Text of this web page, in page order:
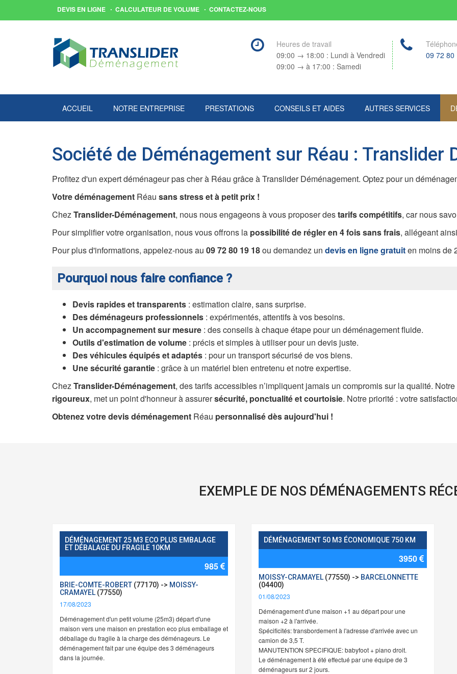
DEVIS EN LIGNE CALCULATEUR DE VOLUME CONTACTEZ-NOUS
Heures de travail
09:00 → 18:00 : Lundi à Vendredi
09:00 → à 17:00 : Samedi
09 72 80
ACCUEIL NOTRE ENTREPRISE PRESTATIONS CONSEILS ET AIDES AUTRES SERVICES
Société de Déménagement sur Réau : Translider
Profitez d'un expert déménageur pas cher à Réau grâce à Translider Déménagement. Optez pour un
Votre déménagement Réau sans stress et à petit prix !
ChezTranslider-Déménagement, nous nous engageons à vous proposer destarifs compétitifs, car nous
Pour simplifier votre organisation, nous vous offrons la possibilité de régler en 4 fois sans frais, allégeant
Pour plus d'informations, appelez-nous au 09 72 80 19 18ou demandez un devis en ligne gratuiten moins de
Pourquoi nous faire confiance ?
Devis rapides et transparents : estimation claire, sans surprise.
Des déménageurs professionnels : expérimentés, attentifs à vos besoins.
Un accompagnement sur mesure : des conseils à chaque étape pour un déménagement fluide.
Outils d'estimation de volume : précis et simples à utiliser pour un devis juste.
Des véhicules équipés et adaptés : pour un transport sécurisé de vos biens.
Une sécurité garantie : grâce à un matériel bien entretenu et notre expertise.
ChezTranslider-Déménagement, des tarifs accessibles n’impliquent jamais un compromis sur la qualité.
rigoureux, met un point d'honneur à assurersécurité, ponctualité et courtoisie. Notre priorité : votre
Obtenez votre devis déménagement Réau personnalisé dès aujourd'hui !
EXEMPLE DE NOS DÉMÉNAGEMENTS
DÉMÉNAGEMENT 25 M3 ECO PLUS EMBALAGE
ET DÉBALAGE DU FRAGILE 10KM
985
BRIE-COMTE-ROBERT (77170) -> MOISSY-
CRAMAYEL (77550)
17/08/2023
Déménagement d'un petit volume (25m3) départ d'une
maison vers une maison en prestation eco plus emballage et
déballage du fragile à la charge des déménageurs. Le
déménagement fait par une équipe des 3 déménageurs
dans la journée.
DÉMÉNAGEMENT 50 M3 ÉCONOMIQUE 750 KM
3950
MOISSY-CRAMAYEL (77550) -> BARCELONNETTE
(04400)
01/08/2023
Déménagement d'une maison +1 au départ pour une
maison +2 à l'arrivée.
Spécificités: transbordement à l'adresse d'arrivée avec un
camion de 3,5 T.
MANUTENTION SPECIFIQUE: babyfoot + piano droit.
Le déménagement à été effectué par une équipe de 3
déménageurs sur 2 jours.